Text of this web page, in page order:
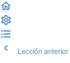
Lección anterior